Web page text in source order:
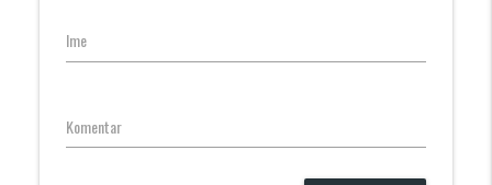
Ime
Komentar